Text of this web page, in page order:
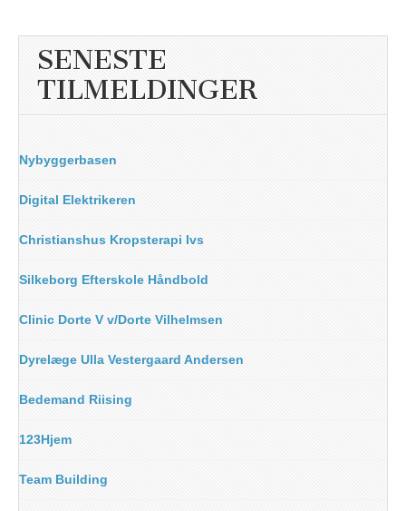
SENESTE
TILMELDINGER
Nybyggerbasen
Digital Elektrikeren
Christianshus Kropsterapi Ivs
Silkeborg Efterskole Håndbold
Clinic Dorte V v/Dorte Vilhelmsen
Dyrelæge Ulla Vestergaard Andersen
Bedemand Riising
123Hjem
Team Building